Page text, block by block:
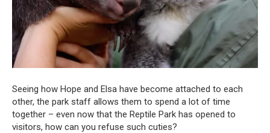
Seeing how Hope and Elsa have become attached to each
other, the park staff allows them to spend a lot of time
together – even now that the Reptile Park has opened to
visitors, how can you refuse such cuties?